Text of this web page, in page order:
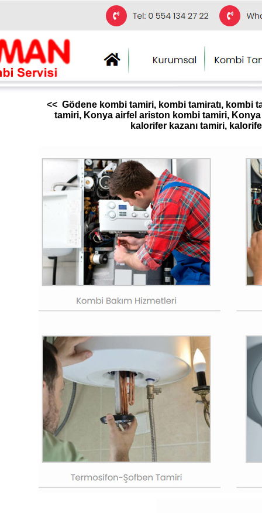
<< Gödene kombi tamiri, kombi tamiratı, kombi
tamiri, Konya airfel ariston kombi tamiri,
kalorifer kazanı tamiri,